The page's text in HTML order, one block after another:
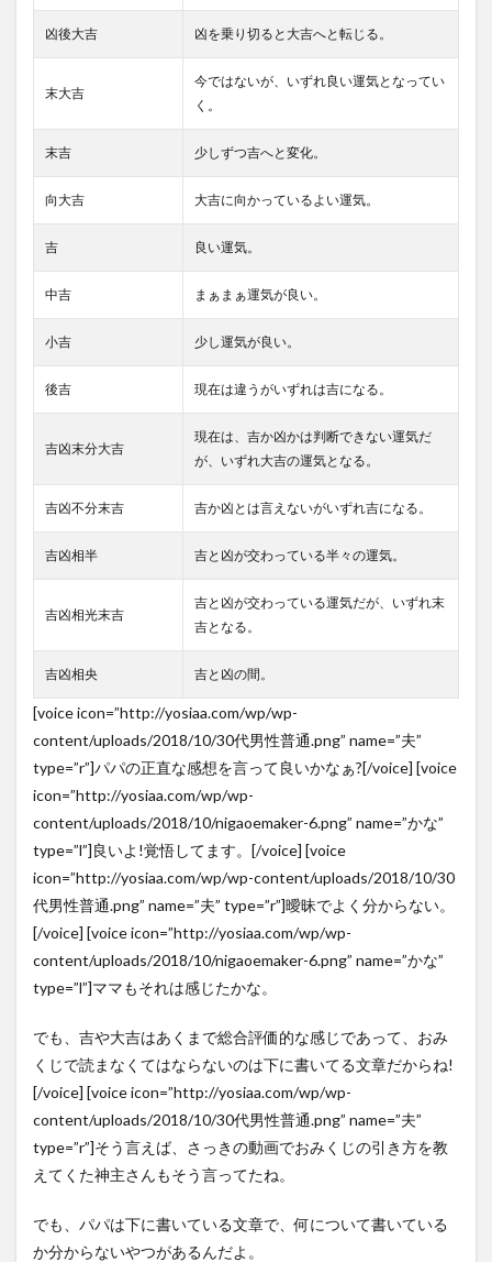
凶後大吉 凶を乗り切ると大吉へと転じる。
末大吉
今ではないが、いずれ良い運気となってい
く。
末吉 少しずつ吉へと変化。
向大吉 大吉に向かっているよい運気。
吉 良い運気。
中吉 まぁまぁ運気が良い。
小吉 少し運気が良い。
後吉 現在は違うがいずれは吉になる。
吉凶末分大吉
現在は、吉か凶かは判断できない運気だ
が、いずれ大吉の運気となる。
吉凶不分末吉 吉か凶とは言えないがいずれ吉になる。
吉凶相半 吉と凶が交わっている半々の運気。
吉凶相光末吉
吉と凶が交わっている運気だが、いずれ末
吉となる。
吉凶相央 吉と凶の間。
[voice icon=”http://yosiaa.com/wp/wp-
content/uploads/2018/10/30代男性普通.png” name=”夫”
type=”r”]パパの正直な感想を言って良いかなぁ?[/voice] [voice
icon=”http://yosiaa.com/wp/wp-
content/uploads/2018/10/nigaoemaker-6.png” name=”かな”
type=”l”]良いよ!覚悟してます。[/voice] [voice
icon=”http://yosiaa.com/wp/wp-content/uploads/2018/10/30
代男性普通.png” name=”夫” type=”r”]曖昧でよく分からない。
[/voice] [voice icon=”http://yosiaa.com/wp/wp-
content/uploads/2018/10/nigaoemaker-6.png” name=”かな”
type=”l”]ママもそれは感じたかな。
でも、吉や大吉はあくまで総合評価的な感じであって、おみ
くじで読まなくてはならないのは下に書いてる文章だからね!
[/voice] [voice icon=”http://yosiaa.com/wp/wp-
content/uploads/2018/10/30代男性普通.png” name=”夫”
type=”r”]そう言えば、さっきの動画でおみくじの引き方を教
えてくた神主さんもそう言ってたね。
でも、パパは下に書いている文章で、何について書いている
か分からないやつがあるんだよ。